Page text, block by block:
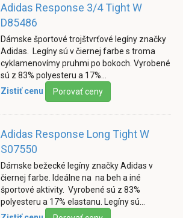
Adidas Response 3/4 Tight W
D85486
Dámske športové trojštvrťové legíny značky
Adidas. Legíny sú v čiernej farbe s troma
cyklamenovímy pruhmi po bokoch. Vyrobené
sú z 83% polyesteru a 17%…
Zistiť cenu
Porovať ceny
Adidas Response Long Tight W
S07550
Dámske bežecké legíny značky Adidas v
čiernej farbe. Ideálne na na beh a iné
športové aktivity. Vyrobené sú z 83%
polyesteru a 17% elastanu. Legíny sú…